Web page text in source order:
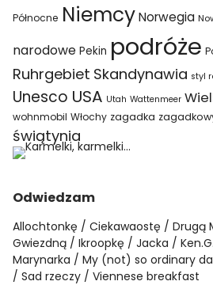
Północne Niemcy Norwegia
narodowe Pekin podróże
Ruhrgebiet Skandynawia styl
Unesco USA Utah Wattenmeer
wohnmobil Włochy zagadka
świątynia
Odwiedzam
Allochtonkę Ciekawaostę Drugą
Gwiezdną
Ikroopkę Jacka Ken.G.
Marynarka
My (not) so ordinary
Sad rzeczy
Viennese breakfast